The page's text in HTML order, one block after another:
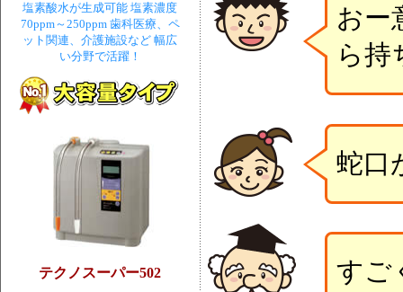
塩素酸水が生成可能 塩素濃度
70ppm～250ppm 歯科医療、ペ
ット関連、介護施設など 幅広
い分野で活躍！
テクノスーパー502
おー
ら持
蛇口
すご